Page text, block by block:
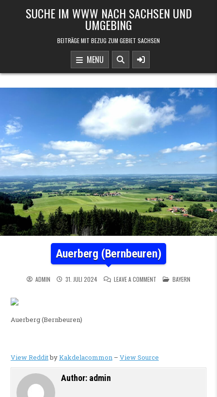
SUCHE IM WWW NACH SACHSEN UND
UMGEBING
BEITRÄGE MIT BEZUG ZUM GEBIET SACHSEN
MENU
Auerberg (Bernbeuren)
ADMIN 31. JULI 2024 LEAVE A COMMENT ON AUERBERG
POSTED IN
BAYERN
Auerberg (Bernbeuren)
View RedditbyKakdelacommon– View Source
Author: admin